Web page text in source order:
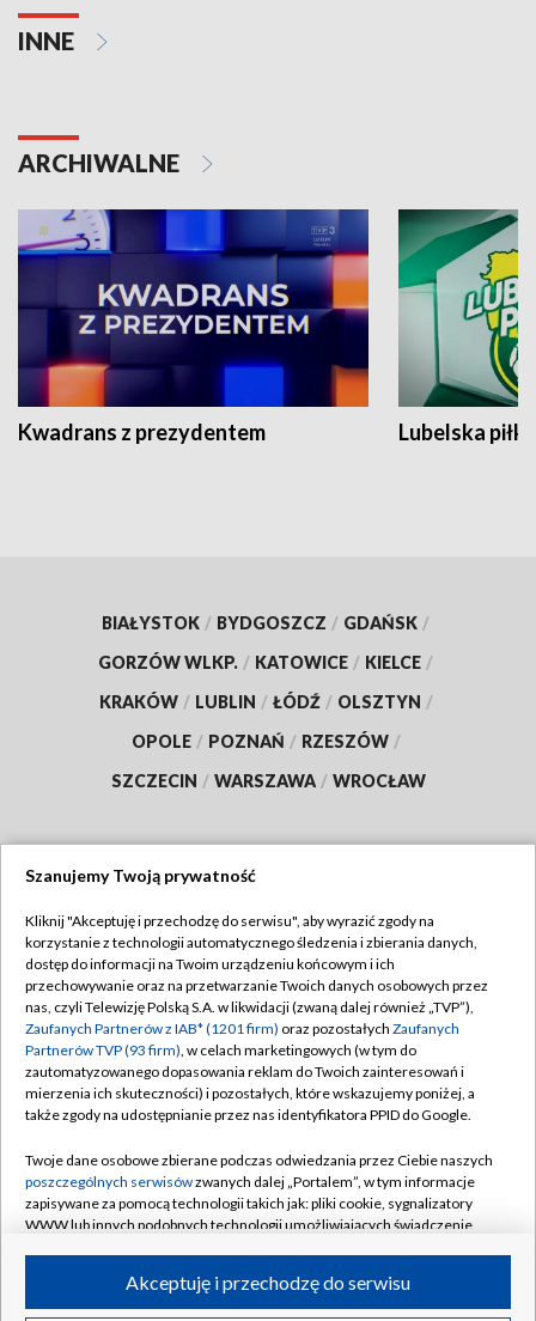
INNE
ARCHIWALNE
Kwadrans z prezydentem Lubelska piłka
BIAŁYSTOK / BYDGOSZCZ / GDAŃSK /
GORZÓW WLKP. / KATOWICE / KIELCE /
KRAKÓW / LUBLIN / ŁÓDŹ / OLSZTYN /
OPOLE / POZNAŃ / RZESZÓW /
SZCZECIN / WARSZAWA / WROCŁAW
TVP
Abonament TVP
Emisja w TVP
Centrum informacji TVP
Naziemna Telewizja Cyfrowa
Rada Programowa
System NOS
Informacje o nadawcy
Program dla prasy
Regulamin TVP
Polityka prywatności
Moje zgody
Pomoc
Kontakt
Kanały
Szanujemy Twoją prywatność
Kliknij "Akceptuję i przechodzę do serwisu", aby wyrazić zgody na
korzystanie z technologii automatycznego śledzenia i zbierania danych,
dostęp do informacji na Twoim urządzeniu końcowym i ich
przechowywanie oraz na przetwarzanie Twoich danych osobowych przez
nas, czyli Telewizję Polską S.A. w likwidacji (zwaną dalej również „TVP”),
Zaufanych Partnerów z IAB* (1201 firm) oraz pozostałych Zaufanych
Partnerów TVP (93 firm), w celach marketingowych (w tym do
zautomatyzowanego dopasowania reklam do Twoich zainteresowań i
mierzenia ich skuteczności) i pozostałych, które wskazujemy poniżej, a
także zgody na udostępnianie przez nas identyfikatora PPID do Google.
Twoje dane osobowe zbierane podczas odwiedzania przez Ciebie naszych
poszczególnych serwisówzwanych dalej „Portalem”, w tym informacje
zapisywane za pomocą technologii takich jak: pliki cookie, sygnalizatory
WWW lub innych podobnych technologii umożliwiających świadczenie
ruchu w Internecie.Akceptuję i przechodzę do serwisu